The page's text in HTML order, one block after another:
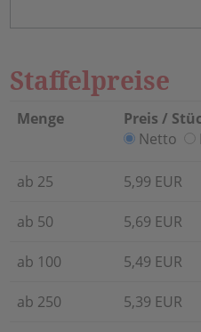
Staffelpreise
Menge
Preis /
Netto
ab 25 5,99 EUR
ab 50 5,69 EUR
ab 100 5,49 EUR
ab 250 5,39 EUR